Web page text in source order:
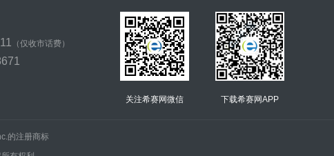
（仅收市话费）
关注希赛网微信 下载希赛网APP
的注册商标